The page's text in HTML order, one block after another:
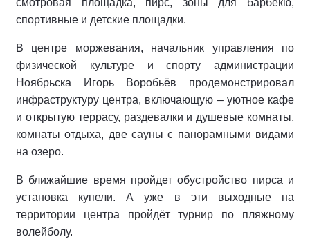
смотровая площадка, пирс, зоны для барбекю,
спортивные и детские площадки.
В центре моржевания, начальник управления по
физической культуре и спорту администрации
Ноябрьска Игорь Воробьёв продемонстрировал
инфраструктуру центра, включающую – уютное кафе
и открытую террасу, раздевалки и душевые комнаты,
комнаты отдыха, две сауны с панорамными видами
на озеро.
В ближайшие время пройдет обустройство пирса и
установка купели. А уже в эти выходные на
территории центра пройдёт турнир по пляжному
волейболу.